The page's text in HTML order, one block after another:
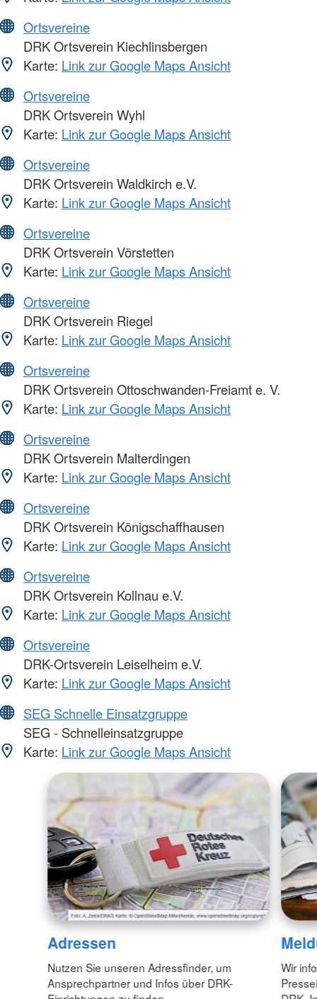
Ortsvereine
DRK Ortsverein Kiechlinsbergen
Karte: Link zur Google Maps Ansicht
Ortsvereine
DRK Ortsverein Wyhl
Karte: Link zur Google Maps Ansicht
Ortsvereine
DRK Ortsverein Waldkirch e.V.
Karte: Link zur Google Maps Ansicht
Ortsvereine
DRK Ortsverein Vörstetten
Karte: Link zur Google Maps Ansicht
Ortsvereine
DRK Ortsverein Riegel
Karte: Link zur Google Maps Ansicht
Ortsvereine
DRK Ortsverein Ottoschwanden-Freiamt e. V.
Karte: Link zur Google Maps Ansicht
Ortsvereine
DRK Ortsverein Malterdingen
Karte: Link zur Google Maps Ansicht
Ortsvereine
DRK Ortsverein Königschaffhausen
Karte: Link zur Google Maps Ansicht
Ortsvereine
DRK Ortsverein Kollnau e.V.
Karte: Link zur Google Maps Ansicht
Ortsvereine
DRK-Ortsverein Leiselheim e.V.
Karte: Link zur Google Maps Ansicht
SEG Schnelle Einsatzgruppe
SEG - Schnelleinsatzgruppe
Karte: Link zur Google Maps Ansicht
Adressen
Nutzen Sie unseren Adressfinder, um
Ansprechpartner und Infos über DRK-
Wir